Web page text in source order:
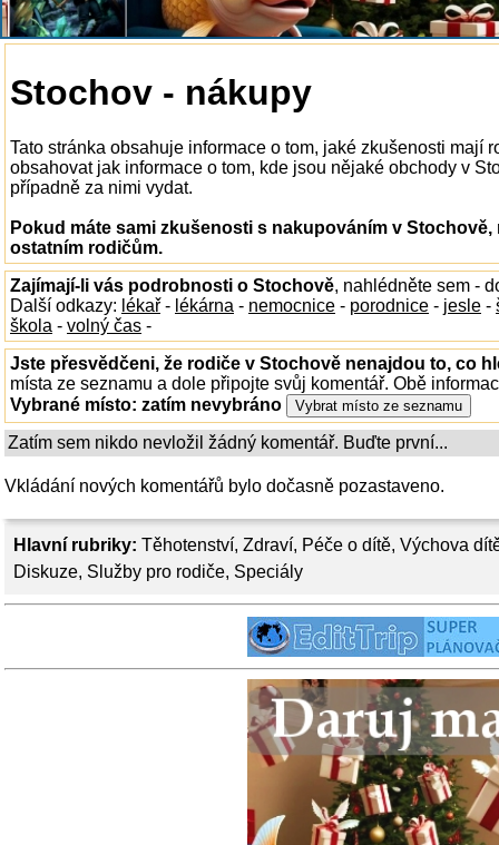
Hlavní rubriky: Těhotenství, Zdraví, Péče o dítě, Výchova
Diskuze, Služby pro rodiče, Speciály
Stochov - nákupy
Tato stránka obsahuje informace o tom, jaké zkušenosti mají
obsahovat jak informace o tom, kde jsou nějaké obchody v
případně za nimi vydat.
Pokud máte sami zkušenosti s nakupováním v
ostatním rodičům.
Zajímají-li vás podrobnosti o Stochově, nahlédněte sem -
Další odkazy: lékař - lékárna - nemocnice - porodnice - jesle -
škola - volný čas -
Jste přesvědčeni, že rodiče v Stochově nenajdou to, co
místa ze seznamu a dole připojte svůj komentář. Obě
Vybrané místo: zatím nevybráno
Zatím sem nikdo nevložil žádný komentář. Buďte první...
Vkládání nových komentářů bylo dočasně pozastaveno.